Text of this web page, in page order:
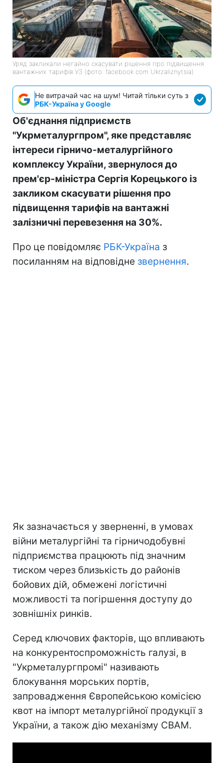
Уряд закликали негайно скасувати рішення про підвищення
вантажних тарифів УЗ (фото: facebook com Ukrzaliznytsia)
Не витрачай час на шум! Читай тільки суть з
РБК-Україна у Google
Об'єднання підприємств
"Укрметалургпром", яке представляє
інтереси гірничо-металургійного
комплексу України, звернулося до
прем'єр-міністра Сергія Корецького із
закликом скасувати рішення про
підвищення тарифів на вантажні
залізничні перевезення на 30%.
Про це повідомляє РБК-Україна з
посиланням на відповідне звернення.
Як зазначається у зверненні, в умовах
війни металургійні та гірничодобувні
підприємства працюють під значним
тиском через близькість до районів
бойових дій, обмежені логістичні
можливості та погіршення доступу до
зовнішніх ринків.
Серед ключових факторів, що впливають
на конкурентоспроможність галузі, в
"Укрметалургпромі" називають
блокування морських портів,
запровадження Європейською комісією
квот на імпорт металургійної продукції з
України, а також дію механізму CBAM.